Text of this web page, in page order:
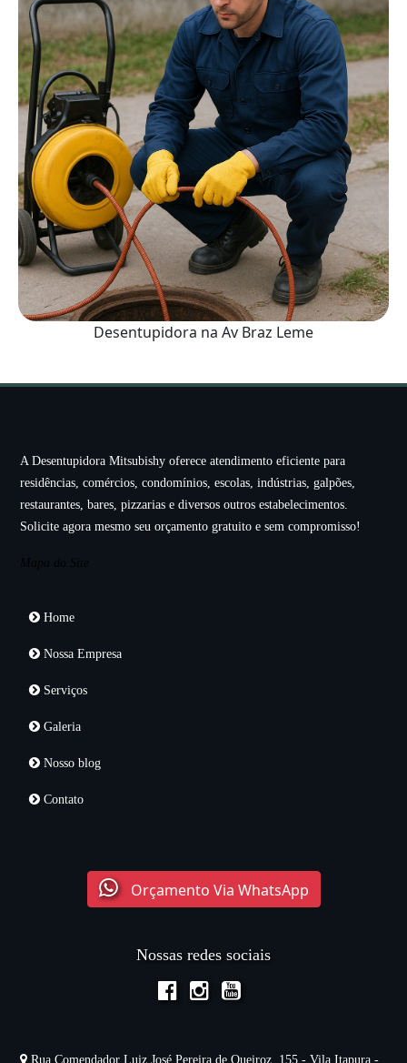
Desentupidora na Av Braz Leme
A Desentupidora Mitsubishy oferece atendimento eficiente para
residências, comércios, condomínios, escolas, indústrias, galpões,
restaurantes, bares, pizzarias e diversos outros estabelecimentos.
Solicite agora mesmo seu orçamento gratuito e sem compromisso!
Mapa do Site
Home
Nossa Empresa
Serviços
Galeria
Nosso blog
Contato
Orçamento Via WhatsApp
Nossas redes sociais
Rua Comendador Luiz José Pereira de Queiroz, 155 - Vila Itapura -